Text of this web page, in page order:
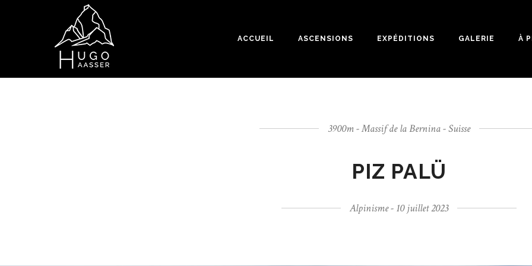
ACCUEIL ASCENSIONS EXPÉDITIONS GALERIE À
3900m - Massif de la Bernina - Suisse
PIZ PALÜ
Alpinisme - 10 juillet 2023